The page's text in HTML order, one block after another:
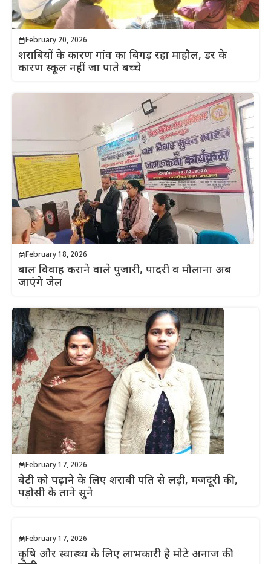
February 20, 2026
शराबियों के कारण गांव का बिगड़ रहा माहौल, डर के
कारण स्कूल नहीं जा पाते बच्चे
February 18, 2026
बाल विवाह कराने वाले पुजारी, पादरी व मौलाना अब
जाएंगे जेल
February 17, 2026
बेटी को पढ़ाने के लिए शराबी पति से लड़ी, मजदूरी की,
पड़ोसी के ताने सुने
February 17, 2026
कृषि और स्वास्थ्य के लिए लाभकारी है मोटे अनाज की